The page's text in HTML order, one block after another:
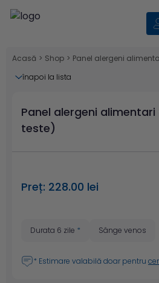
Acasă > Shop > Panel alergeni
înapoi la lista
Panel alergeni
teste)
Preț: 228.00 lei
Durata 6 zile * Sânge venos
* Estimare valabilă doar pentru